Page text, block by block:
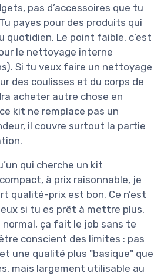
pas d’accessoires que tu
payes pour des produits qui
quotidien. Le point faible, c’est
le nettoyage interne
Si tu veux faire un nettoyage
des coulisses et du corps de
acheter autre chose en
kit ne remplace pas un
il couvre surtout la partie
qui cherche un kit
à prix raisonnable, je
qualité-prix est bon. Ce n’est
si tu es prêt à mettre plus,
normal, ça fait le job sans te
conscient des limites : pas
une qualité plus "basique" que
mais largement utilisable au